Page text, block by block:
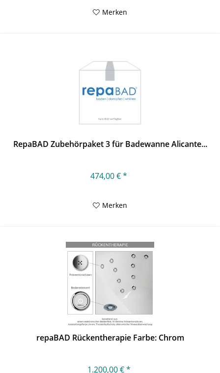
Merken
RepaBAD Zubehörpaket 3 für Badewanne Alicante...
474,00 € *
Merken
repaBAD Rückentherapie Farbe: Chrom
1.200,00 € *